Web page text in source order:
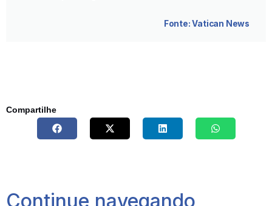
Fonte: Vatican News
Compartilhe
Continue navegando